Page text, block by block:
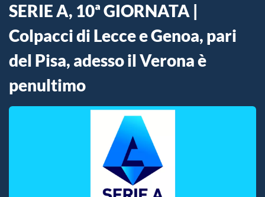
SERIE A, 10ª GIORNATA |
Colpacci di Lecce e Genoa, pari
del Pisa, adesso il Verona è
penultimo